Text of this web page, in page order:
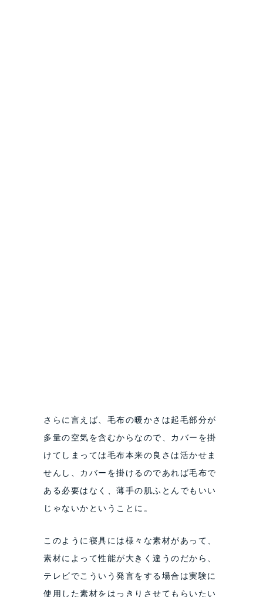
さらに言えば、毛布の暖かさは起毛部分が
多量の空気を含むからなので、カバーを掛
けてしまっては毛布本来の良さは活かせま
せんし、カバーを掛けるのであれば毛布で
ある必要はなく、薄手の肌ふとんでもいい
じゃないかということに。
このように寝具には様々な素材があって、
素材によって性能が大きく違うのだから、
テレビでこういう発言をする場合は実験に
使用した素材をはっきりさせてもらいたい